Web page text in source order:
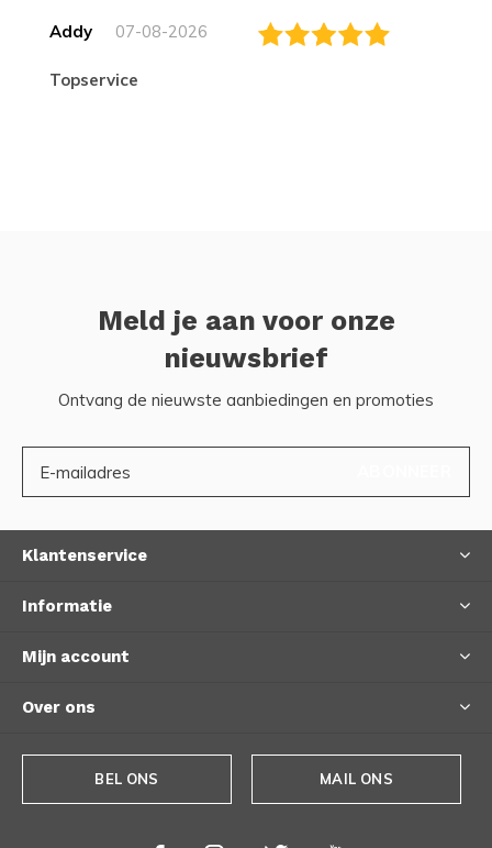
Addy 07-08-2026
topservice
Meld je aan voor onze
nieuwsbrief
Ontvang de nieuwste aanbiedingen en promoties
Klantenservice
Informatie
Mijn account
Over ons
BEL ONS MAIL ONS